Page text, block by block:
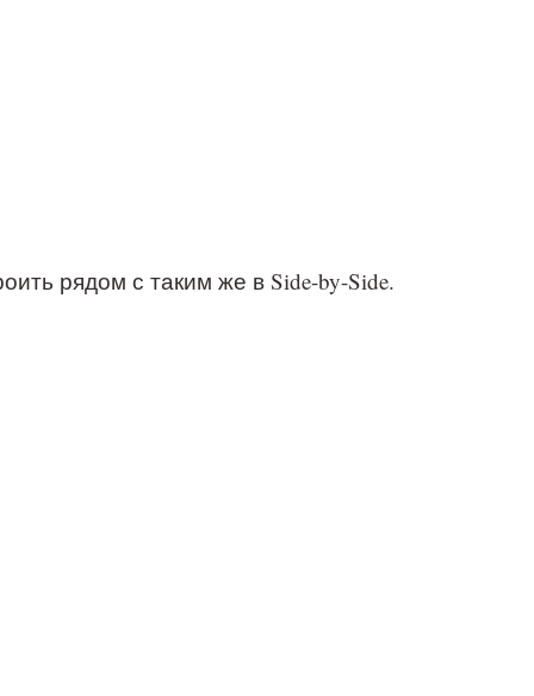
рядом с таким же в Side-by-Side.